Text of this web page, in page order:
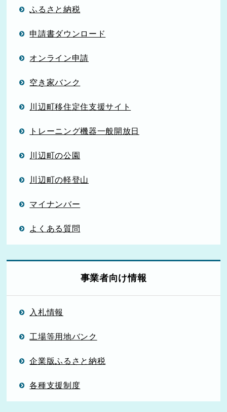
ふるさと納税
申請書ダウンロード
オンライン申請
空き家バンク
川辺町移住定住支援サイト
トレーニング機器一般開放日
川辺町の公園
川辺町の軽登山
マイナンバー
よくある質問
事業者向け情報
入札情報
工場等用地バンク
企業版ふるさと納税
各種支援制度